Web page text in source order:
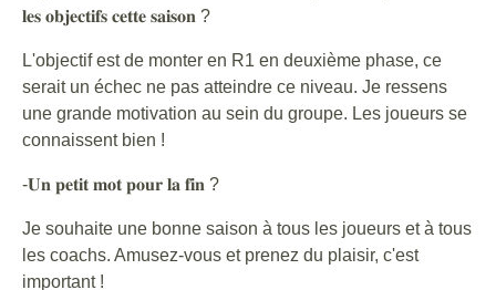
𝐥𝐞𝐬 𝐨𝐛𝐣𝐞𝐜𝐭𝐢𝐟𝐬 𝐜𝐞𝐭𝐭𝐞 𝐬𝐚𝐢𝐬𝐨𝐧 ?
L'objectif est de monter en R1 en deuxième phase, ce
serait un échec ne pas atteindre ce niveau. Je ressens
une grande motivation au sein du groupe. Les joueurs se
connaissent bien !
-𝐔𝐧 𝐩𝐞𝐭𝐢𝐭 𝐦𝐨𝐭 𝐩𝐨𝐮𝐫 𝐥𝐚 𝐟𝐢𝐧 ?
Je souhaite une bonne saison à tous les joueurs et à tous
les coachs. Amusez-vous et prenez du plaisir, c'est
important !